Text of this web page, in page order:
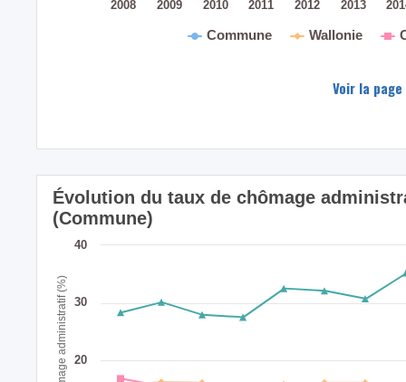
Commune Wallonie
2008 2009 2010 2011 2012 2013
Voir la
Évolution du taux de chômage
(Commune)
20
30
40